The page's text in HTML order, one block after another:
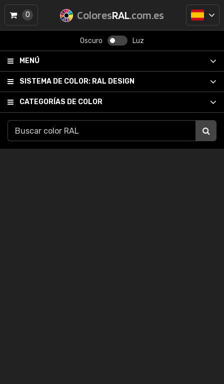
ColoresRAL.com.es
Oscuro Luz
MENÚ
SISTEMA DE COLOR: RAL DESIGN
CATEGORÍAS DE COLOR
0